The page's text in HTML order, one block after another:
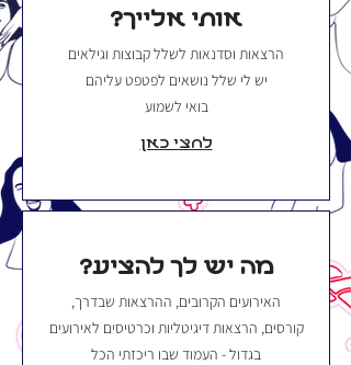
אותי אלייך?
הרצאות וסדנאות לשלל קבוצות וגילאים
יש לי שלל נושאים לפטפט עליהם
בואי לשמוע
לחצי כאן
מה יש לך להציע?
האירועים הקרובים, ההרצאות שבדרך,
קורסים, הרצאות דיגיטליות וכרטיסים לאירועים
בגדול - העמוד שבו ריכזתי הכל